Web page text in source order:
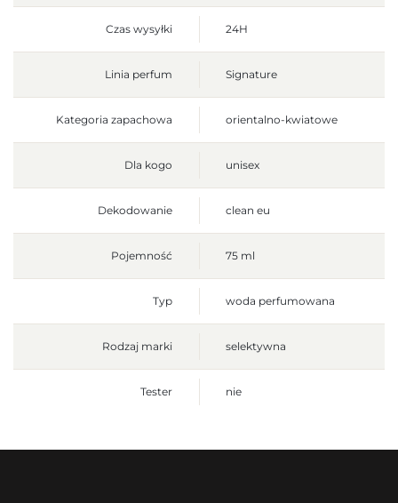
Czas wysyłki 24H
Linia perfum Signature
Kategoria zapachowa orientalno-kwiatowe
Dla kogo unisex
Dekodowanie clean eu
Pojemność 75 ml
Typ woda perfumowana
Rodzaj marki selektywna
Tester nie